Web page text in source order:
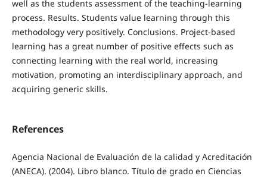
well as the students assessment of the teaching-learning
process. Results. Students value learning through this
methodology very positively. Conclusions. Project-based
learning has a great number of positive effects such as
connecting learning with the real world, increasing
motivation, promoting an interdisciplinary approach, and
acquiring generic skills.
References
Agencia Nacional de Evaluación de la calidad y Acreditación
(ANECA). (2004). Libro blanco. Título de grado en Ciencias